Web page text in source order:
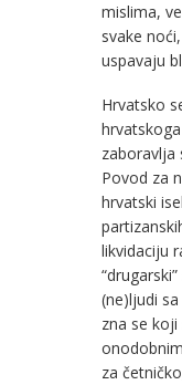
mislima,
svake
uspavaju
Hrvatsko
zaboravlja
Povod za
hrvatski
likvidaciju
(ne)ljudi
zna se
za